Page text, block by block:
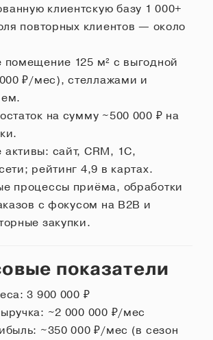
клиентскую базу 1 000+
повторных клиентов — около
125 м² с выгодной
₽/мес), стеллажами и
на сумму ~500 000 ₽ на
сайт, CRM, 1С,
рейтинг 4,9 в картах.
процессы приёма, обработки
с фокусом на B2B и
закупки.
показатели
3 900 000 ₽
~2 000 000 ₽/мес
~350 000 ₽/мес (в сезон